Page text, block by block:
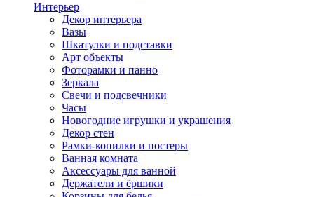
Интерьер
Декор интерьера
Вазы
Шкатулки и подставки
Арт объекты
Фоторамки и панно
Зеркала
Свечи и подсвечники
Часы
Новогодние игрушки и украшения
Декор стен
Рамки-копилки и постеры
Ванная комната
Аксессуары для ванной
Держатели и ёршики